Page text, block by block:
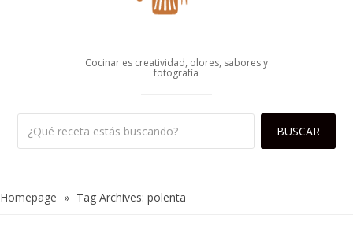
Cocinar es creatividad, olores, sabores y
fotografía
Homepage » Tag Archives: polenta